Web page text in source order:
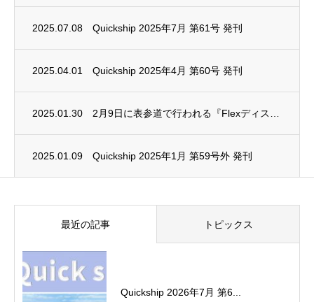
2025.07.08 Quickship 2025年7月 第61号 発刊
2025.04.01 Quickship 2025年4月 第60号 発刊
2025.01.30
2025.01.09 Quickship 2025年1月 第59号外 発刊
最近の記事 トピックス
Quickship 2026年7月 第6...